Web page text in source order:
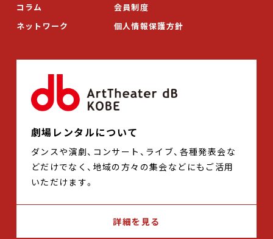
コラム
ネットワーク
会員制度
個人情報保護方針
劇場レンタルについて
ダンスや演劇、コンサート、ライブ、各種発表会な
どだけでなく、地域の方々の集会などにもご活用
いただけます。
詳細を見る